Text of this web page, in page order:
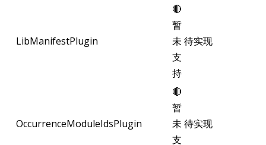
LibManifestPlugin
🔴
暂
未
支
持
待实现
OccurrenceModuleIdsPlugin
🔴
暂
未
支
待实现